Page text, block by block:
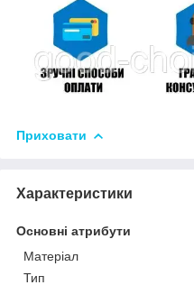
Приховати
Характеристики
Основні атрибути
Матеріал
Тип